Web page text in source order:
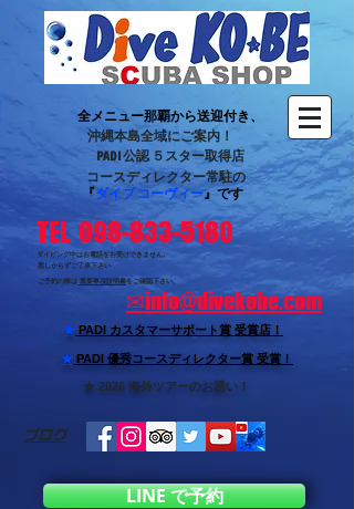
全メニュー那覇から送迎付き、
沖縄本島全域にご案内！
PADI 公認 ５スター取得店
コースディレクター常駐の
『ダイブ コーヴィー』です
TEL 098-833-5180
ダイビング中はお電話をお受けできません。
悪しからずご了承下さい
ご予約の際は 重要事項説明書をご確認下さい。
✉info@divekobe.com
★ PADI カスタマーサポート賞 受賞店！
★ PADI 優秀コースディレクター賞 受賞！
★ 2026 海外ツアーのお誘い！
ブログ
LINE で予約